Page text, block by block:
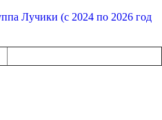
Лучики (с 2024 по 2026 год